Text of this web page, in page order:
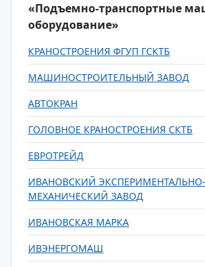
«Подъемно-транспортные
оборудование»
КРАНОСТРОЕНИЯ ФГУП ГСКТБ
МАШИНОСТРОИТЕЛЬНЫЙ ЗАВОД
АВТОКРАН
ГОЛОВНОЕ КРАНОСТРОЕНИЯ СКТБ
ЕВРОТРЕЙД
ИВАНОВСКИЙ ЭКСПЕРИМЕНТАЛЬНО-
МЕХАНИЧЕСКИЙ ЗАВОД
ИВАНОВСКАЯ МАРКА
ИВЭНЕРГОМАШ